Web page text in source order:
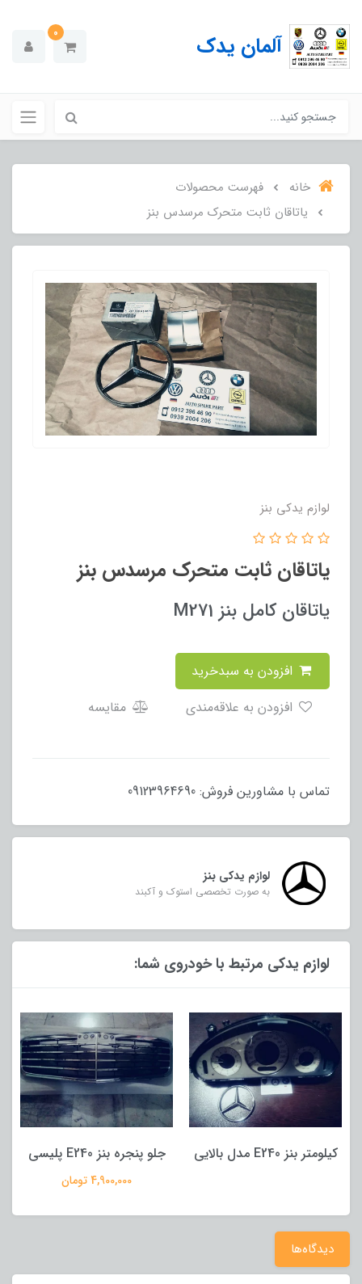
آلمان یدک 0
خانه
فهرست محصولات
یاتاقان ثابت متحرک مرسدس بنز
لوازم یدکی بنز
یاتاقان ثابت متحرک مرسدس بنز
یاتاقان کامل بنز M271
مقایسه
تماس با مشاورین فروش: 09123964690
لوازم یدکی بنز
به صورت تخصصی استوک و آکبند
لوازم یدکی مرتبط با خودروی شما:
کیلومتر بنز E240 مدل بالایی جلو پنجره بنز E240 پلیسی
4,900,000 تومان
دیدگاه‌ها